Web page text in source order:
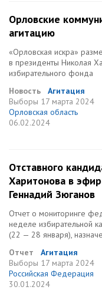
Орловские
агитацию
«Орловская искра»
в президенты Николая
избирательного фонда
Новость
Агитация
Выборы 17 марта 2024
Орловская область
06.02.2024
Отставного
Харитонова в
Геннадий Зюганов
Отчет о мониторинге
неделе избирательной
(22 — 28 января),
Отчет
Агитация
Выборы 17 марта 2024
Российская Федерация
30.01.2024